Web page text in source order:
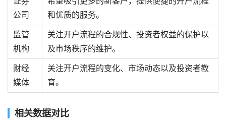
公司
和优质的服务。
监管
机构
关注开户流程的合规性、投资者权益的保护以
及市场秩序的维护。
财经
媒体
关注开户流程的变化、市场动态以及投资者教
育。
相关数据对比